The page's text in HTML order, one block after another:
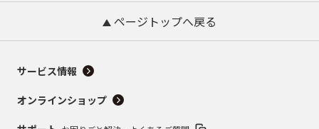
ページトップへ戻る
サービス情報
オンラインショップ